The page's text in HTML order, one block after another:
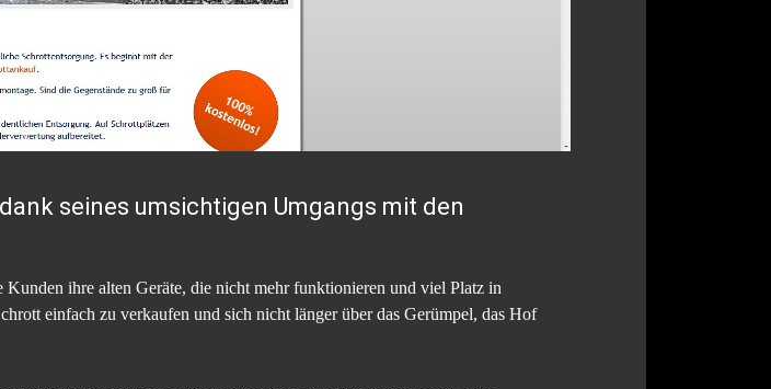
seines umsichtigen Umgangs mit den
ihre alten Geräte, die nicht mehr funktionieren und viel Platz in
einfach zu verkaufen und sich nicht länger über das Gerümpel, das Hof